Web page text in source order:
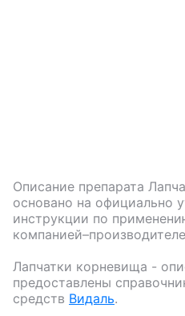
Описание препарата
основано на официально
инструкции по
Лапчатки корневища -
предоставлены
средств Видаль.